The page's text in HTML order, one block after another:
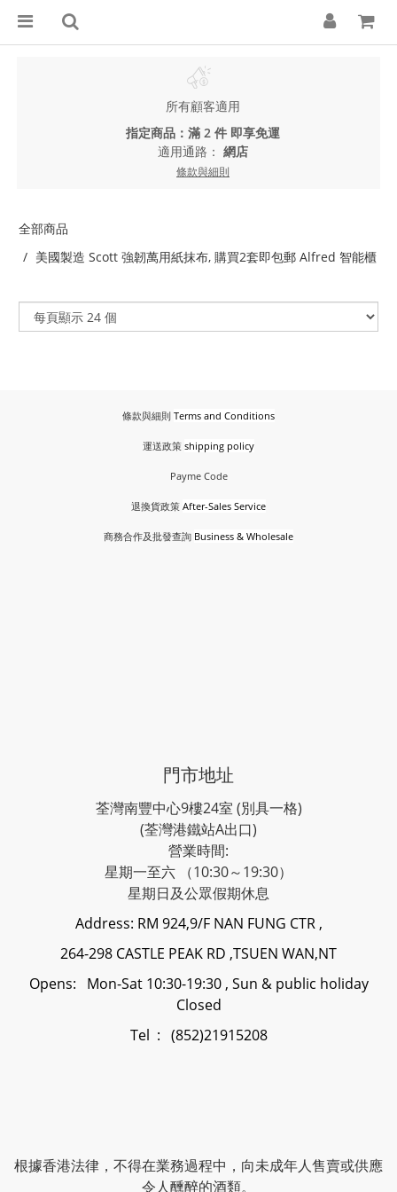
所有顧客適用
指定商品：滿 2 件 即享免運
適用通路： 網店
條款與細則
全部商品
美國製造 Scott 強韌萬用紙抹布, 購買2套即包郵 Alfred 智能櫃
條款與細則 Terms and Conditions
運送政策 shipping policy
Payme Code
退換貨政策 After-Sales Service
商務合作及批發查詢 Business & Wholesale
門市地址
荃灣南豐中心9樓24室 (別具一格)
(荃灣港鐵站A出口)
營業時間:
星期一至六 （10:30～19:30）
星期日及公眾假期休息
Address: RM 924,9/F NAN FUNG CTR ,
264-298 CASTLE PEAK RD ,TSUEN WAN,NT
Opens: Mon-Sat 10:30-19:30 , Sun & public holiday
Closed
Tel : (852)21915208
根據香港法律，不得在業務過程中，向未成年人售賣或供應
令人醺醉的酒類。